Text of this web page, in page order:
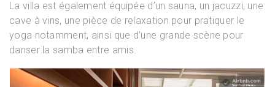
La villa est également équipée d’un sauna, un jacuzzi, une
cave à vins, une pièce de relaxation pour pratiquer le
yoga notamment, ainsi que d’une grande scène pour
danser la samba entre amis.